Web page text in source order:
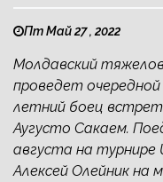
Пт Май 27 , 2022
Молдавский
проведет
летний боец
Аугусто Сакаем.
августа на турнире
Алексей Олейник на